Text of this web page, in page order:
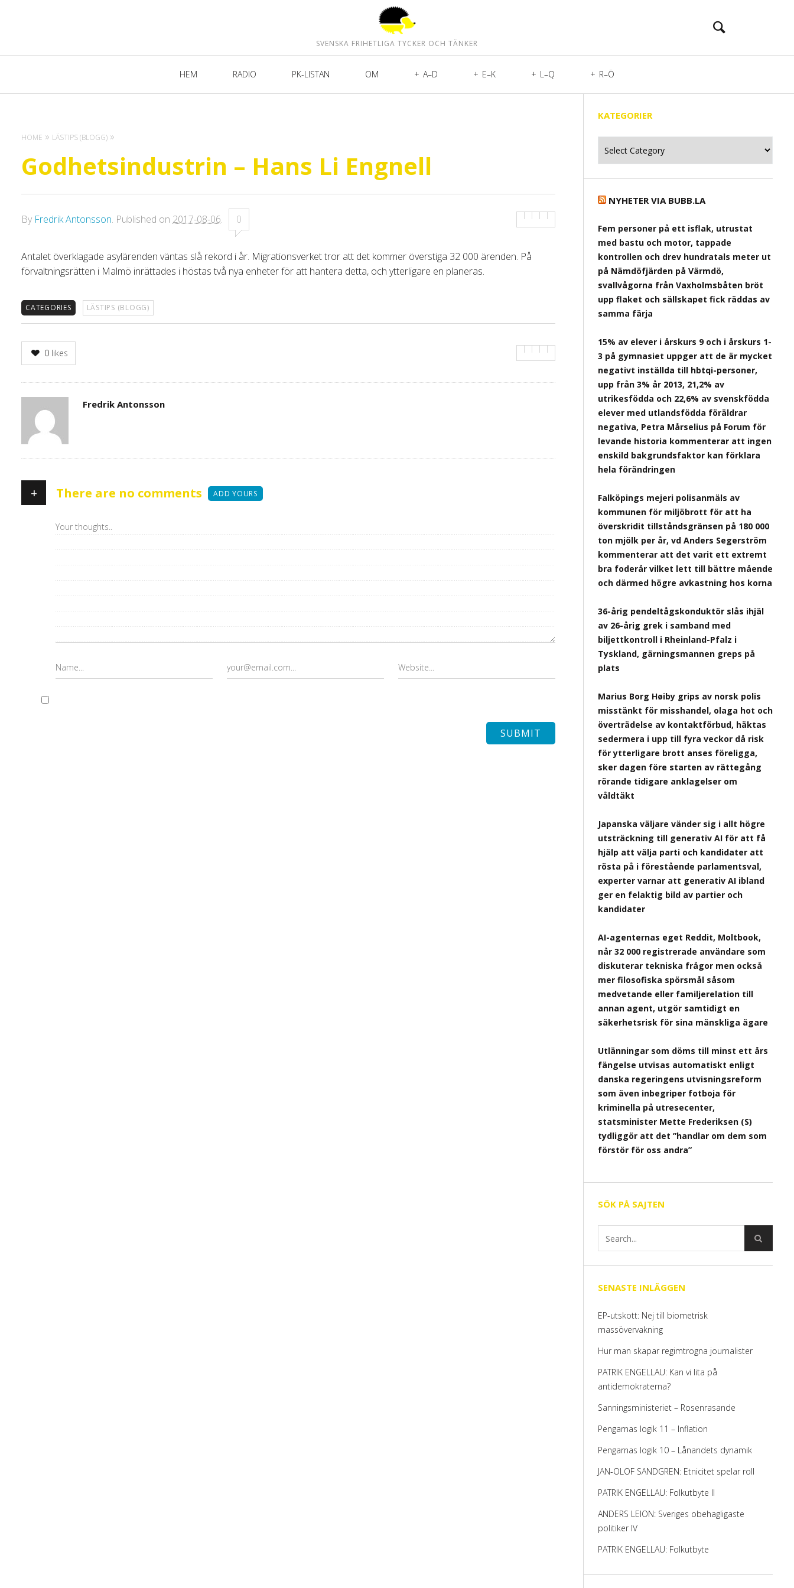
SVENSKA FRIHETLIGA TYCKER OCH TÄNKER
HEM RADIO PK-LISTAN OM A–D E–K L–Q R–Ö
HOME LÄSTIPS (BLOGG)
Godhetsindustrin – Hans Li Engnell
By Fredrik Antonsson. Published on 2017-08-06. 0
Antalet överklagade asylärenden väntas slå rekord i år. Migrationsverket tror att det kommer överstiga 32 000 ärenden. På
förvaltningsrätten i Malmö inrättades i höstas två nya enheter för att hantera detta, och ytterligare en planeras.
CATEGORIES LÄSTIPS (BLOGG)
0 likes
Author
Fredrik Antonsson
+ There are no comments ADD YOURS
KATEGORIER
NYHETER VIA BUBB.LA
Fem personer på ett isflak, utrustat
med bastu och motor, tappade
kontrollen och drev hundratals meter ut
på Nämdöfjärden på Värmdö,
svallvågorna från Vaxholmsbåten bröt
upp flaket och sällskapet fick räddas av
samma färja
15% av elever i årskurs 9 och i årskurs 1-
3 på gymnasiet uppger att de är mycket
negativt inställda till hbtqi-personer,
upp från 3% år 2013, 21,2% av
utrikesfödda och 22,6% av svenskfödda
elever med utlandsfödda föräldrar
negativa, Petra Mårselius på Forum för
levande historia kommenterar att ingen
enskild bakgrundsfaktor kan förklara
hela förändringen
Falköpings mejeri polisanmäls av
kommunen för miljöbrott för att ha
överskridit tillståndsgränsen på 180 000
ton mjölk per år, vd Anders Segerström
kommenterar att det varit ett extremt
bra foderår vilket lett till bättre mående
och därmed högre avkastning hos korna
36-årig pendeltågskonduktör slås ihjäl
av 26-årig grek i samband med
biljettkontroll i Rheinland-Pfalz i
Tyskland, gärningsmannen greps på
plats
Marius Borg Høiby grips av norsk polis
misstänkt för misshandel, olaga hot och
överträdelse av kontaktförbud, häktas
sedermera i upp till fyra veckor då risk
för ytterligare brott anses föreligga,
sker dagen före starten av rättegång
rörande tidigare anklagelser om
våldtäkt
Japanska väljare vänder sig i allt högre
utsträckning till generativ AI för att få
hjälp att välja parti och kandidater att
rösta på i förestående parlamentsval,
experter varnar att generativ AI ibland
ger en felaktig bild av partier och
kandidater
AI-agenternas eget Reddit, Moltbook,
når 32 000 registrerade användare som
diskuterar tekniska frågor men också
mer filosofiska spörsmål såsom
medvetande eller familjerelation till
annan agent, utgör samtidigt en
säkerhetsrisk för sina mänskliga ägare
Utlänningar som döms till minst ett års
fängelse utvisas automatiskt enligt
danska regeringens utvisningsreform
som även inbegriper fotboja för
kriminella på utresecenter,
statsminister Mette Frederiksen (S)
tydliggör att det ”handlar om dem som
förstör för oss andra”
SÖK PÅ SAJTEN
SENASTE INLÄGGEN
EP-utskott: Nej till biometrisk
massövervakning
Hur man skapar regimtrogna journalister
PATRIK ENGELLAU: Kan vi lita på
antidemokraterna?
Sanningsministeriet – Rosenrasande
Pengarnas logik 11 – Inflation
Pengarnas logik 10 – Lånandets dynamik
JAN-OLOF SANDGREN: Etnicitet spelar roll
PATRIK ENGELLAU: Folkutbyte II
ANDERS LEION: Sveriges obehagligaste
politiker IV
PATRIK ENGELLAU: Folkutbyte